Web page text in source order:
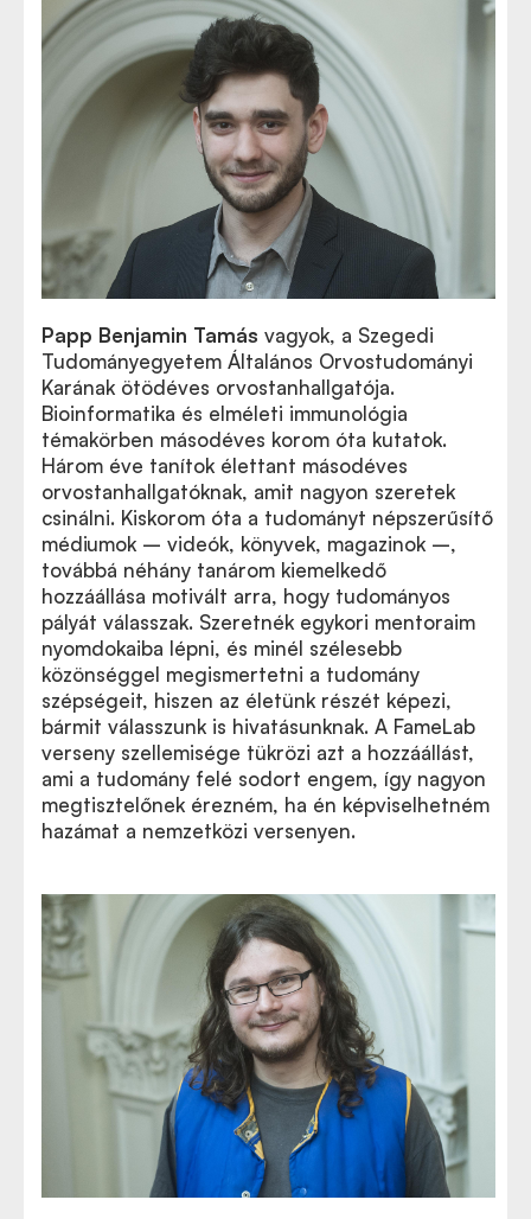
Papp Benjamin Tamás vagyok, a Szegedi
Tudományegyetem Általános Orvostudományi
Karának ötödéves orvostanhallgatója.
Bioinformatika és elméleti immunológia
témakörben másodéves korom óta kutatok.
Három éve tanítok élettant másodéves
orvostanhallgatóknak, amit nagyon szeretek
csinálni. Kiskorom óta a tudományt népszerűsítő
médiumok – videók, könyvek, magazinok –,
továbbá néhány tanárom kiemelkedő
hozzáállása motivált arra, hogy tudományos
pályát válasszak. Szeretnék egykori mentoraim
nyomdokaiba lépni, és minél szélesebb
közönséggel megismertetni a tudomány
szépségeit, hiszen az életünk részét képezi,
bármit válasszunk is hivatásunknak. A FameLab
verseny szellemisége tükrözi azt a hozzáállást,
ami a tudomány felé sodort engem, így nagyon
megtisztelőnek érezném, ha én képviselhetném
hazámat a nemzetközi versenyen.